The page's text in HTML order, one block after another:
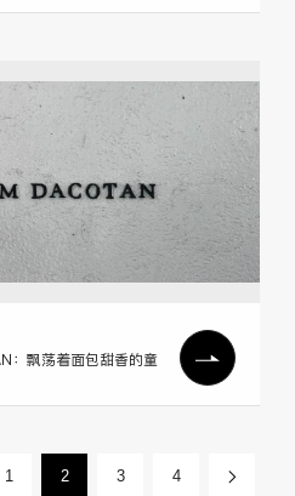
：飘荡着面包甜香的童
1 2 3 4 Next »